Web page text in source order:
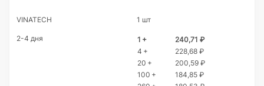
VINATECH 1 шт
2-4 дня 1 +
240,71 ₽
4 +
228,68 ₽
20 +
200,59 ₽
100 +
184,85 ₽